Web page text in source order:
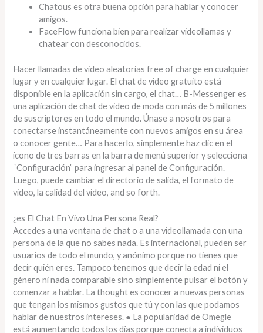
Chatous es otra buena opción para hablar y conocer
amigos.
FaceFlow funciona bien para realizar videollamas y
chatear con desconocidos.
Hacer llamadas de video aleatorias free of charge en cualquier
lugar y en cualquier lugar. El chat de video gratuito está
disponible en la aplicación sin cargo, el chat… B-Messenger es
una aplicación de chat de video de moda con más de 5 millones
de suscriptores en todo el mundo. Únase a nosotros para
conectarse instantáneamente con nuevos amigos en su área
o conocer gente… Para hacerlo, simplemente haz clic en el
ícono de tres barras en la barra de menú superior y selecciona
“Configuración” para ingresar al panel de Configuración.
Luego, puede cambiar el directorio de salida, el formato de
video, la calidad del video, and so forth.
¿es El Chat En Vivo Una Persona Real?
Accedes a una ventana de chat o a una videollamada con una
persona de la que no sabes nada. Es internacional, pueden ser
usuarios de todo el mundo, y anónimo porque no tienes que
decir quién eres. Tampoco tenemos que decir la edad ni el
género ni nada comparable sino simplemente pulsar el botón y
comenzar a hablar. La thought es conocer a nuevas personas
que tengan los mismos gustos que tú y con las que podamos
hablar de nuestros intereses. ● La popularidad de Omegle
está aumentando todos los días porque conecta a individuos